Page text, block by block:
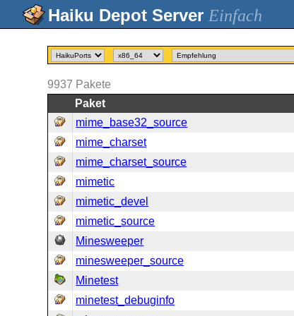
Einfach
9937 Pakete
Paket
mime_base32_source
mime_charset
mime_charset_source
mimetic
mimetic_devel
mimetic_source
Minesweeper
minesweeper_source
Minetest
minetest_debuginfo